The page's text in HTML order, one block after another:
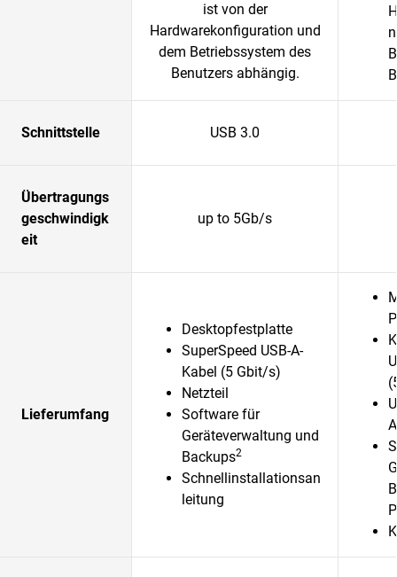
ist von der
Hardwarekonfiguration und
dem Betriebssystem des
Benutzers abhängig.
Schnittstelle USB 3.0
Übertragungs
geschwindigk
eit
up to 5Gb/s
Lieferumfang
Desktopfestplatte
SuperSpeed USB-A-
Kabel (5 Gbit/s)
Netzteil
Software für
Geräteverwaltung und
Backups2
Schnellinstallationsan
leitung